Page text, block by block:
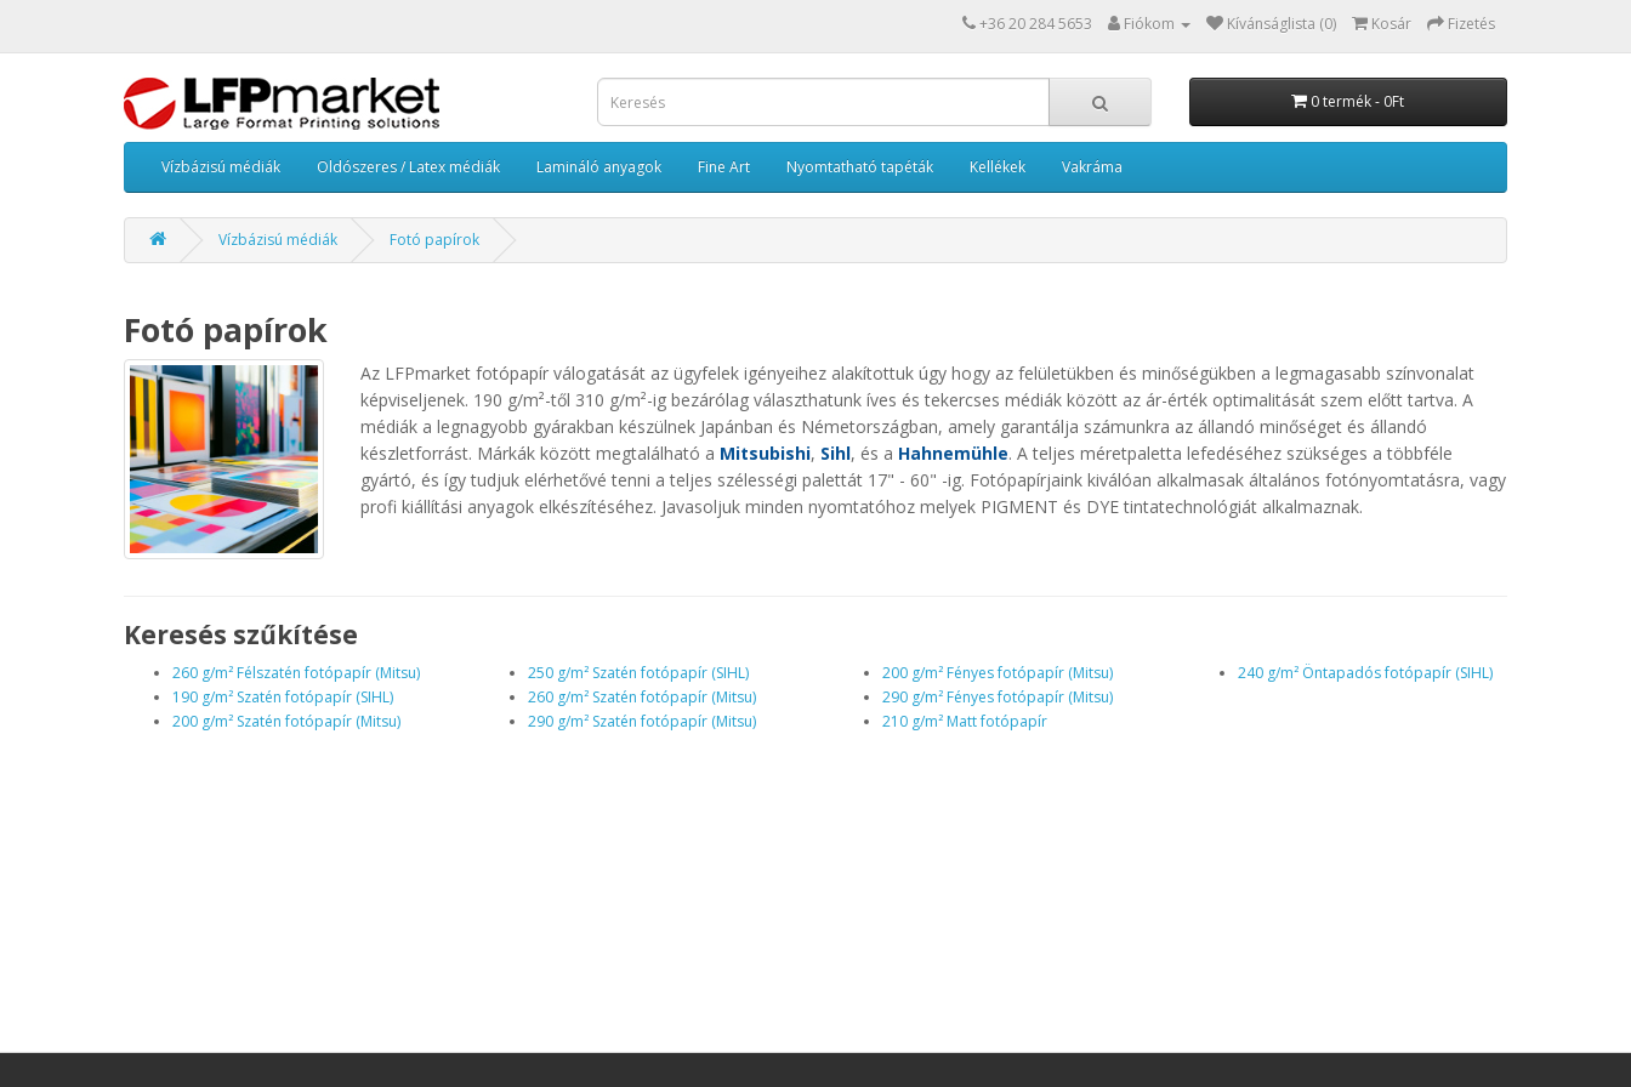
+36 20 284 5653 Fiókom Kívánságlista (0) Kosár Fizetés
0 termék - 0Ft
Vízbázisú médiák Oldószeres / Latex médiák Lamináló anyagok Fine Art Nyomtatható tapéták Kellékek Vakráma
Vízbázisú médiák Fotó papírok
Fotó papírok
Az LFPmarket fotópapír válogatását az ügyfelek igényeihez alakítottuk úgy hogy az felületükben és minőségükben a legmagasabb színvonalat
képviseljenek. 190 g/m²-től 310 g/m²-ig bezárólag választhatunk íves és tekercses médiák között az ár-érték optimalitását szem előtt tartva. A
médiák a legnagyobb gyárakban készülnek Japánban és Németországban, amely garantálja számunkra az állandó minőséget és állandó
készletforrást. Márkák között megtalálható a Mitsubishi, Sihl, és a Hahnemühle. A teljes méretpaletta lefedéséhez szükséges a többféle
gyártó, és így tudjuk elérhetővé tenni a teljes szélességi palettát 17" - 60" -ig. Fotópapírjaink kiválóan alkalmasak általános fotónyomtatásra, vagy
profi kiállítási anyagok elkészítéséhez. Javasoljuk minden nyomtatóhoz melyek PIGMENT és DYE tintatechnológiát alkalmaznak.
Keresés szűkítése
260 g/m² Félszatén fotópapír (Mitsu)
190 g/m² Szatén fotópapír (SIHL)
200 g/m² Szatén fotópapír (Mitsu)
250 g/m² Szatén fotópapír (SIHL)
260 g/m² Szatén fotópapír (Mitsu)
290 g/m² Szatén fotópapír (Mitsu)
200 g/m² Fényes fotópapír (Mitsu)
290 g/m² Fényes fotópapír (Mitsu)
210 g/m² Matt fotópapír
240 g/m² Öntapadós fotópapír (SIHL)